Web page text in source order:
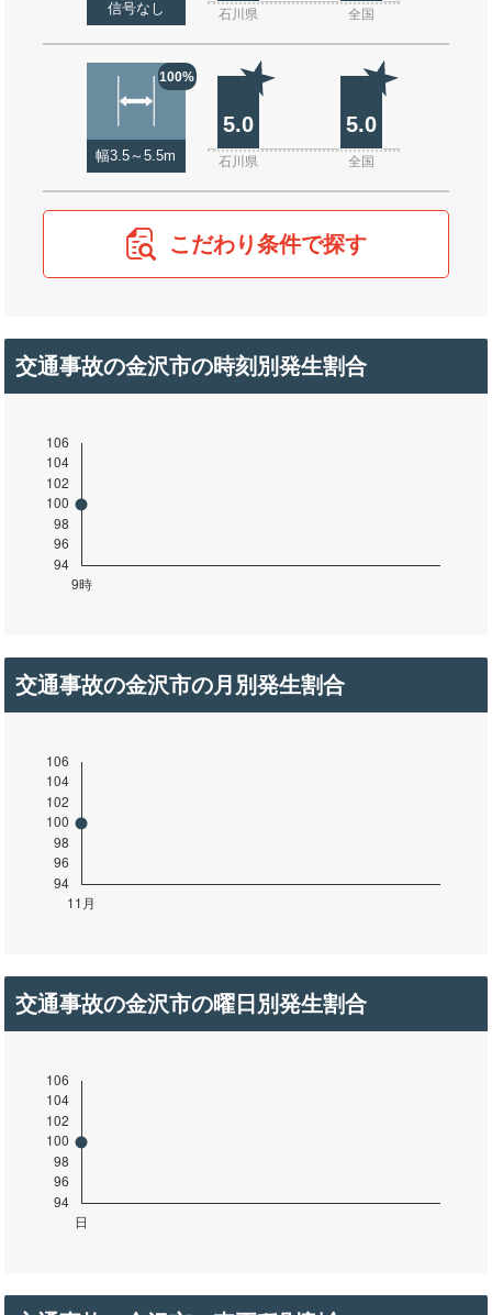
信号なし 石川県 全国
100%
幅3.5～5.5m
5.0 5.0
石川県 全国
こだわり条件で探す
交通事故の金沢市の時刻別発生割合
交通事故の金沢市の月別発生割合
交通事故の金沢市の曜日別発生割合